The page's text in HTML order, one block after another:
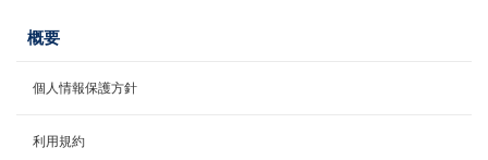
概要
個人情報保護方針
利用規約